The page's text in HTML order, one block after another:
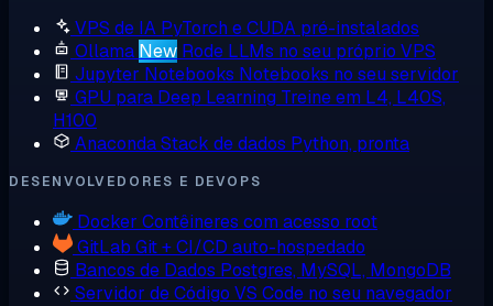
VPS de IA PyTorch e CUDA pré-instalados
Ollama New Rode LLMs no seu próprio VPS
Jupyter Notebooks Notebooks no seu servidor
GPU para Deep Learning Treine em L4, L40S,
H100
AnacondaStack de dados Python, pronta
DESENVOLVEDORES E DEVOPS
Docker Contêineres com acesso root
GitLab Git + CI/CD auto-hospedado
Bancos de Dados Postgres, MySQL, MongoDB
Servidor de Código VS Code no seu navegador